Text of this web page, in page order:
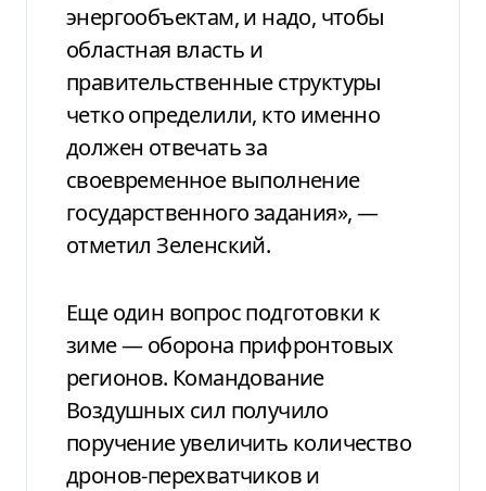
энергообъектам, и надо, чтобы
областная власть и
правительственные структуры
четко определили, кто именно
должен отвечать за
своевременное выполнение
государственного задания», —
отметил Зеленский.
Еще один вопрос подготовки к
зиме — оборона прифронтовых
регионов. Командование
Воздушных сил получило
поручение увеличить количество
дронов-перехватчиков и